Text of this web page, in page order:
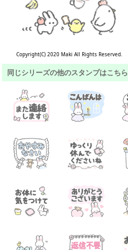
Copyright(C) 2020 Maki All Rights Reserved.
同じシリーズの他のスタンプはこちら